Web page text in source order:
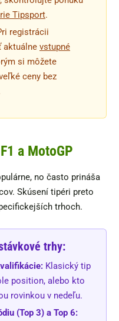
Tipsport.
registrácii
aktuálne vstupné
si môžete
ceny bez
a MotoGP
no často prináša
Skúsení tipéri preto
trhoch.
trhy:
Klasický tip
position, alebo kto
rovinkou v nedeľu.
(Top 3) a Top 6: